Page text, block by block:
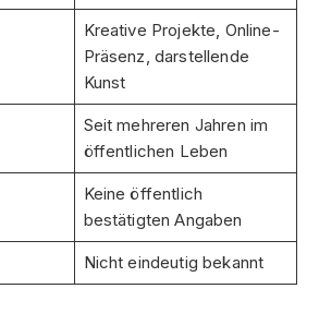
Kreative Projekte, Online-
Präsenz, darstellende
Kunst
Seit mehreren Jahren im
öffentlichen Leben
Keine öffentlich
bestätigten Angaben
Nicht eindeutig bekannt